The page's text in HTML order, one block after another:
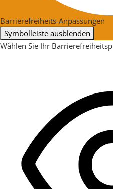
Barrierefreiheits-Anpassungen
Symbolleiste ausblenden
Wählen Sie Ihr